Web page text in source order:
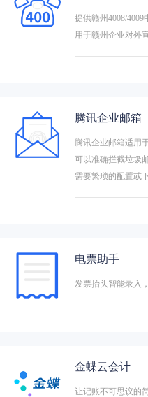
提供赣州4008/
用于赣州企业对外
腾讯企业邮箱
腾讯企业邮箱适用
可以准确拦截垃圾
需要繁琐的配置或
电票助手
发票抬头智能录入
金蝶云会计
让记账不可思议的